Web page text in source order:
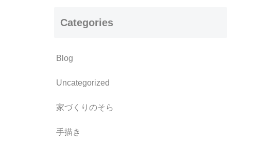
Categories
Blog
Uncategorized
家づくりのそら
手描き